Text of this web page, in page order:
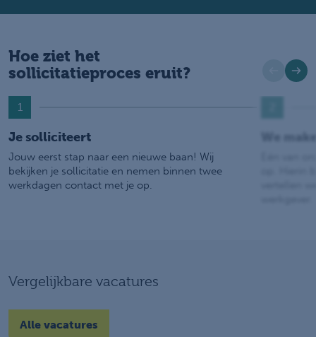
Hoe ziet het
sollicitatieproces eruit?
1
Je solliciteert
Jouw eerst stap naar een nieuwe baan! Wij
bekijken je sollicitatie en nemen binnen twee
werkdagen contact met je op.
We
Vergelijkbare vacatures
Alle vacatures